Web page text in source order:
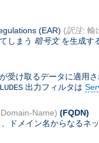
(EAR) (訳注: 輸
しまう 暗号文を生成す
受け取るデータに適用
出力フィルタは
Name) (FQDN)
ドメイン名からなるネ